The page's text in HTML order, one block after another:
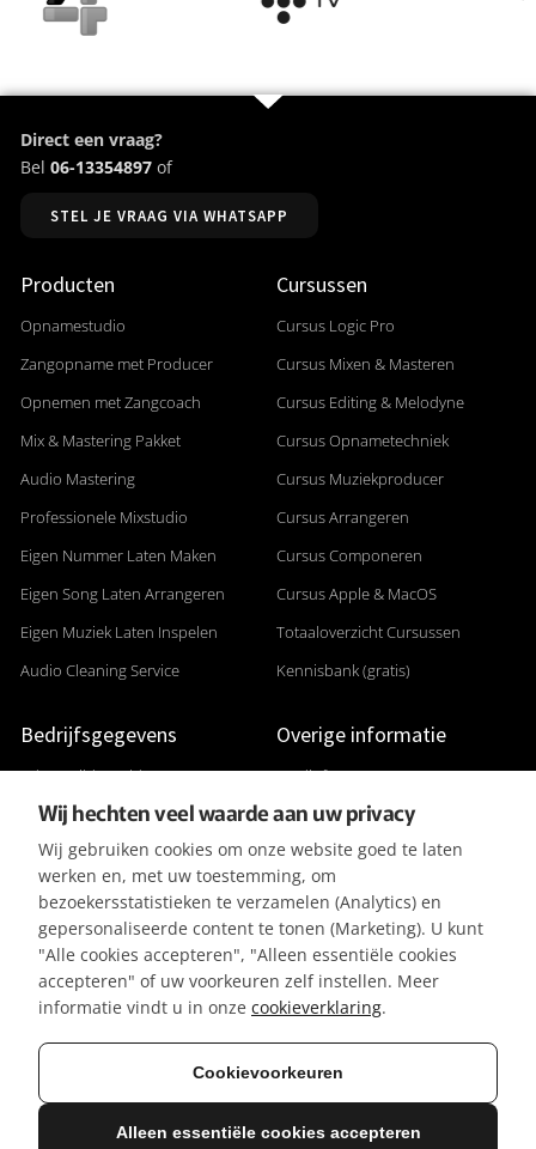
Direct een vraag?
Bel 06-13354897 of
STEL JE VRAAG VIA WHATSAPP
Producten
Opnamestudio
Zangopname met Producer
Opnemen met Zangcoach
Mix & Mastering Pakket
Audio Mastering
Professionele Mixstudio
Eigen Nummer Laten Maken
Eigen Song Laten Arrangeren
Eigen Muziek Laten Inspelen
Audio Cleaning Service
Cursussen
Cursus Logic Pro
Cursus Mixen & Masteren
Cursus Editing & Melodyne
Cursus Opnametechniek
Cursus Muziekproducer
Cursus Arrangeren
Cursus Componeren
Cursus Apple & MacOS
Totaaloverzicht Cursussen
Kennisbank (gratis)
Bedrijfsgegevens
Adres: Gildenveld 89
3892 DE Zeewolde
+31 (0) 36 5226807
KVK 32096182
BTW-ID NL001391737B50
IBAN NL42KNAB0257116370
BIC KNABNL2H
Gratis parkeergelegenheid
Overige informatie
Studiofoto's
Apparatuurlijst
Aanleverspecificaties
Reviews & Recensies
Privacyverklaring
Algemene Voorwaarden
Referenties / Klanten
Vacatures
© 2026 Mediasaloon | Creatie & Ontwerp: R. Groeneveld
Wij hechten veel waarde aan uw privacy
Wij gebruiken cookies om onze website goed te laten
werken en, met uw toestemming, om
bezoekersstatistieken te verzamelen (Analytics) en
gepersonaliseerde content te tonen (Marketing). U kunt
"Alle cookies accepteren", "Alleen essentiële cookies
accepteren" of uw voorkeuren zelf instellen. Meer
informatie vindt u in onze cookieverklaring.
Cookievoorkeuren
Alleen essentiële cookies accepteren